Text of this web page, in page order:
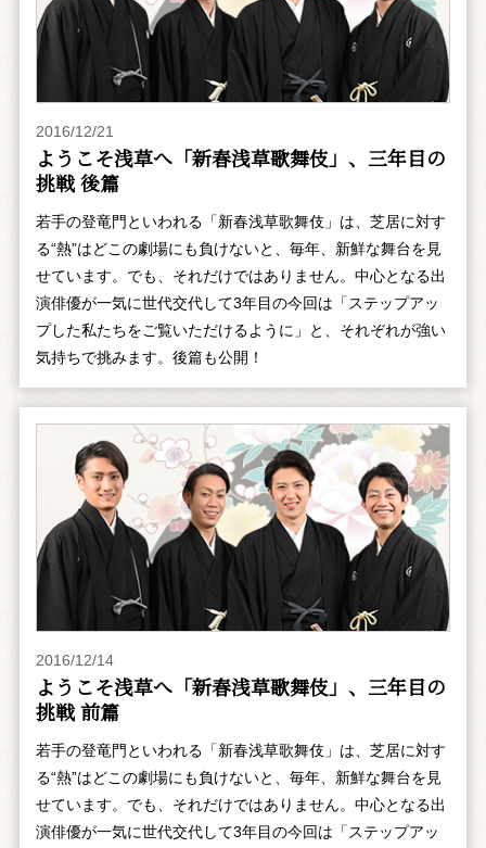
2016/12/21
ようこそ浅草へ「新春浅草歌舞伎」、三年目の
挑戦 後篇
若手の登竜門といわれる「新春浅草歌舞伎」は、芝居に対す
る“熱”はどこの劇場にも負けないと、毎年、新鮮な舞台を見
せています。でも、それだけではありません。中心となる出
演俳優が一気に世代交代して3年目の今回は「ステップアッ
プした私たちをご覧いただけるように」と、それぞれが強い
気持ちで挑みます。後篇も公開！
2016/12/14
ようこそ浅草へ「新春浅草歌舞伎」、三年目の
挑戦 前篇
若手の登竜門といわれる「新春浅草歌舞伎」は、芝居に対す
る“熱”はどこの劇場にも負けないと、毎年、新鮮な舞台を見
せています。でも、それだけではありません。中心となる出
演俳優が一気に世代交代して3年目の今回は「ステップアッ